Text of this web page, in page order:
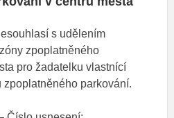
s udělením
zpoplatněného
pro žadatelku vlastnící
zpoplatněného parkování.